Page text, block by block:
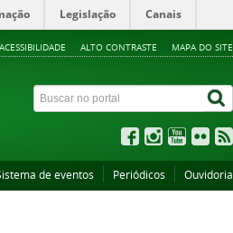
Legislação Canais
ACESSIBILIDADE ALTO CONTRASTE MAPA DO SITE
de eventos Periódicos Ouvidoria